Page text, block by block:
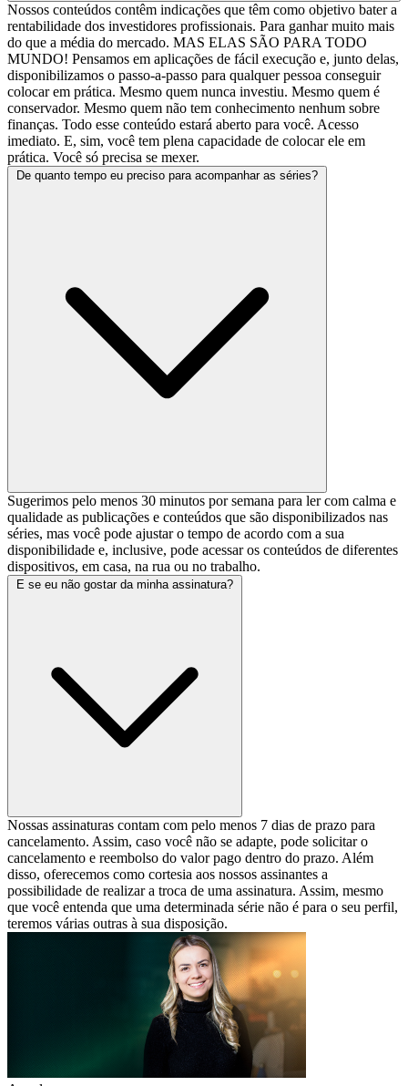
Nossos conteúdos contêm indicações que têm como objetivo bater a
rentabilidade dos investidores profissionais. Para ganhar muito mais
do que a média do mercado. MAS ELAS SÃO PARA TODO
MUNDO! Pensamos em aplicações de fácil execução e, junto delas,
disponibilizamos o passo-a-passo para qualquer pessoa conseguir
colocar em prática. Mesmo quem nunca investiu. Mesmo quem é
conservador. Mesmo quem não tem conhecimento nenhum sobre
finanças. Todo esse conteúdo estará aberto para você. Acesso
imediato. E, sim, você tem plena capacidade de colocar ele em
prática. Você só precisa se mexer.
De quanto tempo eu preciso para acompanhar as séries?
Sugerimos pelo menos 30 minutos por semana para ler com calma e
qualidade as publicações e conteúdos que são disponibilizados nas
séries, mas você pode ajustar o tempo de acordo com a sua
disponibilidade e, inclusive, pode acessar os conteúdos de diferentes
dispositivos, em casa, na rua ou no trabalho.
E se eu não gostar da minha assinatura?
Nossas assinaturas contam com pelo menos 7 dias de prazo para
cancelamento. Assim, caso você não se adapte, pode solicitar o
cancelamento e reembolso do valor pago dentro do prazo. Além
disso, oferecemos como cortesia aos nossos assinantes a
possibilidade de realizar a troca de uma assinatura. Assim, mesmo
que você entenda que uma determinada série não é para o seu perfil,
teremos várias outras à sua disposição.